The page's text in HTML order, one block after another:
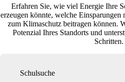
Erfahren Sie, wie viel Energie Ihre
erzeugen könnte, welche
zum Klimaschutz beitragen können.
Potenzial Ihres Standorts und
Schritten.
Schulsuche